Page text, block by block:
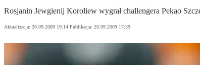
Rosjanin Jewgienij Koroliew wygrał challengera Pekao
Aktualizacja: 20.09.2009 19:14 Publikacja: 20.09.2009 17:39